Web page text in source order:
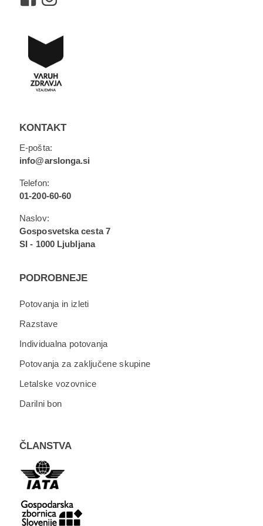
** Prevoza na letališče in z letališča nazaj v Ljubljano sta
letališča Jožeta Pučnika je zbirno mesto na letališču.
KONTAKT
E-pošta:
info@arslonga.si
Telefon:
01-200-60-60
Naslov:
Gosposvetska cesta 7
SI - 1000 Ljubljana
PODROBNEJE
Potovanja in izleti
Razstave
Individualna potovanja
Potovanja za zaključene skupine
Letalske vozovnice
Darilni bon
ČLANSTVA